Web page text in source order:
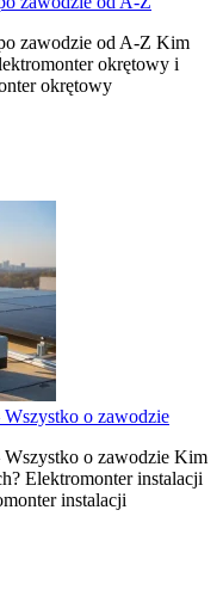
zawodzie od A-Z Kim
okrętowy i
okrętowy
o zawodzie
o zawodzie Kim
Elektromonter instalacji
instalacji